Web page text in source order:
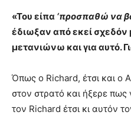
«Του είπα ‘προσπαθώ να
έδιωξαν από εκεί σχεδόν
μετανιώνω και για αυτό.
Όπως ο Richard, έτσι και ο
στον στρατό και ήξερε
τον Richard έτσι κι αυτόν